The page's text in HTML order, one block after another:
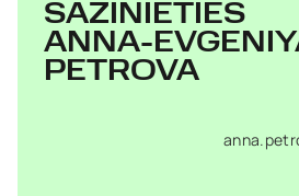
SAZINIETIES
ANNA-
PETROVA